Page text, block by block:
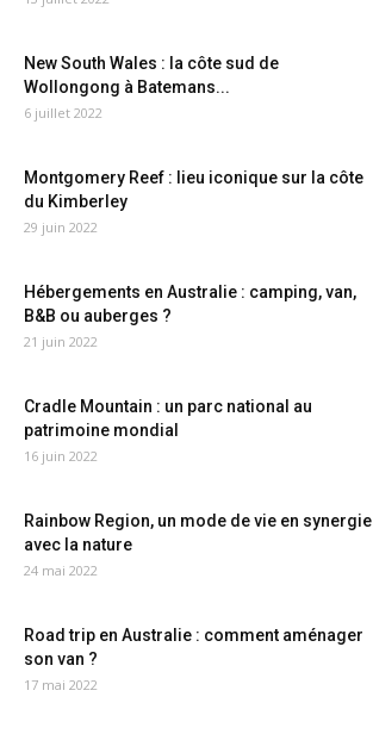
New South Wales : la côte sud de
Wollongong à Batemans...
6 juillet 2022
Montgomery Reef : lieu iconique sur la côte
du Kimberley
29 juin 2022
Hébergements en Australie : camping, van,
B&B ou auberges ?
21 juin 2022
Cradle Mountain : un parc national au
patrimoine mondial
16 juin 2022
Rainbow Region, un mode de vie en synergie
avec la nature
24 mai 2022
Road trip en Australie : comment aménager
son van ?
17 mai 2022